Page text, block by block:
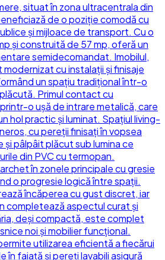
situat în zona ultracentrala din
de o poziție comodă cu
și mijloace de transport. Cu o
și construită de 57 mp, oferă un
semidecomandat. Imobilul,
modernizat cu instalații și finisaje
un spațiu tradițional într-o
Primul contact cu
o ușă de intrare metalică, care
hol practic și luminat. Spațiul living-
cu pereții finisați în vopsea
și pâlpâit plăcut sub lumina ce
din PVC cu termopan.
în zonele principale cu gresie
o progresie logică între spații.
încăperea cu gust discret, iar
completează aspectul curat și
deși compactă, este complet
noi și mobilier funcțional.
utilizarea eficientă a fiecărui
în faiață și pereți lavabili asigură